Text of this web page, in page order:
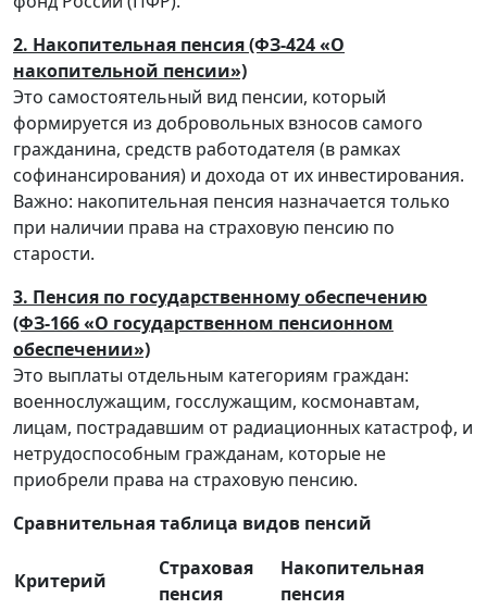
2. Накопительная пенсия (ФЗ-424 «О
накопительной пенсии»)
Это самостоятельный вид пенсии, который
формируется из добровольных взносов самого
гражданина, средств работодателя (в рамках
софинансирования) и дохода от их инвестирования.
Важно: накопительная пенсия назначается только
при наличии права на страховую пенсию по
старости.
3. Пенсия по государственному обеспечению
(ФЗ-166 «О государственном пенсионном
обеспечении»)
Это выплаты отдельным категориям граждан:
военнослужащим, госслужащим, космонавтам,
лицам, пострадавшим от радиационных катастроф, и
нетрудоспособным гражданам, которые не
приобрели права на страховую пенсию.
Сравнительная таблица видов пенсий
Критерий
Страховая
пенсия
Накопительная
пенсия